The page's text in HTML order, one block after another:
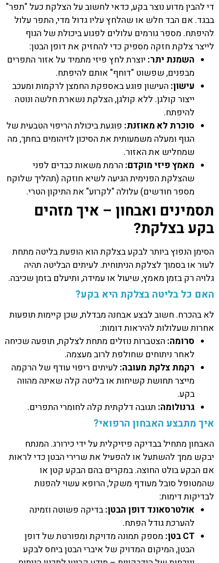
די להבין מדוע נוצר בקע, כדאי לחשוב על הצלקת כעל "תפר"
בבגד. אם הבד חלש או שהלחץ עליו גדול מדי, התפר עלול
להיפתח. מספר גורמים עלולים לפגוע ביכולת של הגוף
לייצר צלקת חזקה מספיק כדי להחזיק את דופן הבטן:
השמנת יתר: יוצרת לחץ פיזי מתמיד על אזור התפרים
מבפנים, שפשוט "דוחף" אותם להיפתח.
עישון: העישון פוגע באספקת החמצן לרקמות ומעכב
ייצור קולגן. ללא קולגן, הצלקת נשארת חלשה ונוטה
להיפתח.
סוכרת לא מאוזנת: פוגעת ביכולת הריפוי הטבעית של
הגוף ומעלה משמעותית את הסיכון לזיהומים בחתך, מה
שמחליש את האזור.
מאמץ פיזי מוקדם: הרמת משאות כבדים לפני
שהצלקת הפנימית הגיעה לשיא חוזקה (תהליך שלוקח
מספר חודשים) עלולה "לקרוע" את התיקון הטרי.
תסמינים ואבחון – איך מזהים
בקע בצלקת?
הסימן הנפוץ ביותר לבקע בצלקת הוא הופעת בליטה מתחת
לעור או בסמוך לצלקת הניתוחית. לעיתים הבליטה תהיה
גלויה רק בזמן מאמץ, שיעול או עמידה, ותיעלם בזמן שכיבה.
האם כל בליטה בצלקת היא בקע?
לא בהכרח. חשוב לבצע אבחנה מבדלת, שכן קיימות תופעות
אחרות שעלולות להיראות דומות:
סרומה: הצטברות נוזלים מתחת לצלקת, תופעה שכיחה
לאחר ניתוחים שחולפת לרוב מעצמה.
רקמת צלקת מעובה: לעיתים ריפוי עודף של הרקמה
מייצר תחושת קשיחות או בליטה קלה שאינה מהווה
בקע.
גרנולומה: תגובה דלקתית קלה לחומרי התפרים.
איך מתבצע האבחון הרפואי?
האבחון מתחיל בבדיקה פיזיקלית על ידי כירורג. המנתח
יבקש ממך להשתעל או להפעיל את שרירי הבטן כדי לראות
אם הבקע בולט החוצה. במקרים בהם הבקע קטן או
שהמטופל סובל מעודף משקל, הרופא עשוי להפנות
לבדיקות דימות:
אולטרסאונד דופן הבטן:בדיקה פשוטה וזמינה
להערכת גודל הפתח.
CTבטן: מספק תמונה מדויקת ומפורטת של דופן
הבטן, המיקום המדויק של איברי הבטן ביחס לבקע